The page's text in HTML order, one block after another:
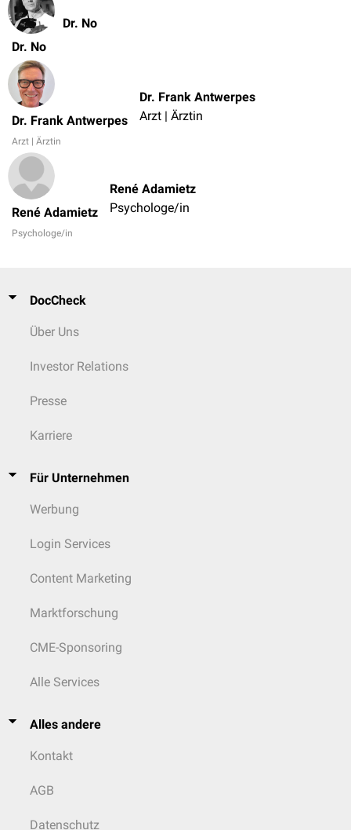
Dr. No
Dr. No
Dr. Frank Antwerpes
Arzt | Ärztin
Dr. Frank Antwerpes
Arzt | Ärztin
René Adamietz
Psychologe/in
René Adamietz
Psychologe/in
DocCheck
Über Uns
Investor Relations
Presse
Karriere
Für Unternehmen
Werbung
Login Services
Content Marketing
Marktforschung
CME-Sponsoring
Alle Services
Alles andere
Kontakt
AGB
Datenschutz